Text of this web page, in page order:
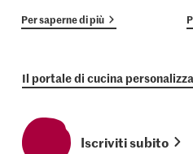
Per saperne di più
Il portale di cucina
Iscriviti subito